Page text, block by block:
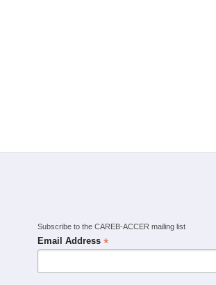
Subscribe to the CAREB-ACCER mailing list
Email Address*